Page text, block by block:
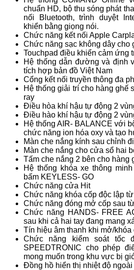
chuẩn HD, bộ thu sóng phát
nối Bluetooth, trình duyệt
khiển bằng giọng nói.
Chức năng kết nối Apple
Chức năng sạc không dây cho
Touchpad điều khiển cảm ứng
Hệ thống dẫn đường và định
tích hợp bản đồ Việt Nam
Cổng kết nối truyền thông đa
Hệ thống giải trí cho hàng ghế
ray
Điều hòa khí hậu tự động 2
Điều hào khí hậu tự động 2
Hệ thống AIR- BALANCE với
chức năng ion hóa oxy và tạo
Màn che nắng kính sau chỉnh
Màn che nắng cho cửa sổ hai
Tấm che nắng 2 bên cho hàng
Hệ thống khóa xe thông
bấm KEYLESS- GO
Chức năng cửa Hit
Chức năng khóa cốp độc lập
Chức năng đóng mở cốp sau
Chức năng HANDS- FREE
sau khi cả hai tay đang mang
Tín hiệu âm thanh khi mở/khóa
Chức năng kiểm soát tốc
SPEEDTRONIC cho phép
mong muốn trong khu vực bị
Đồng hồ hiển thị nhiệt độ ngoài